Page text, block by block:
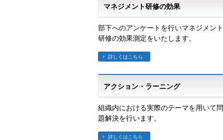
マネジメント研修の効果
部下へのアンケートを行いマネジメント
研修の効果測定をいたします。
詳しくはこちら
アクション・ラーニング
組織内における実際のテーマを用いて問
題解決を行います。
詳しくはこちら